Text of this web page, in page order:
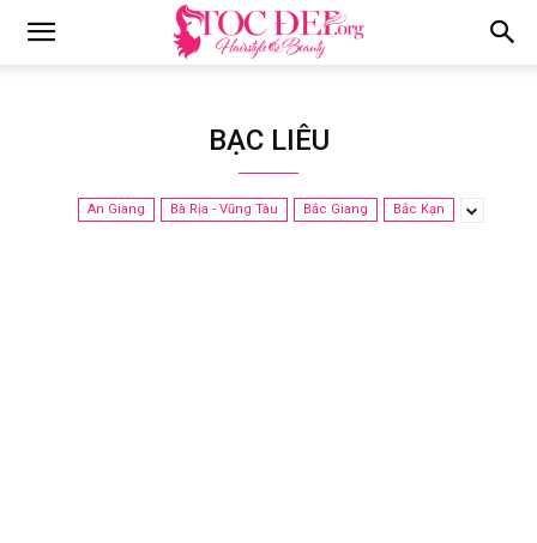
BẠC LIÊU
An Giang Bà Rịa - Vũng Tàu Bắc Giang Bắc Kạn